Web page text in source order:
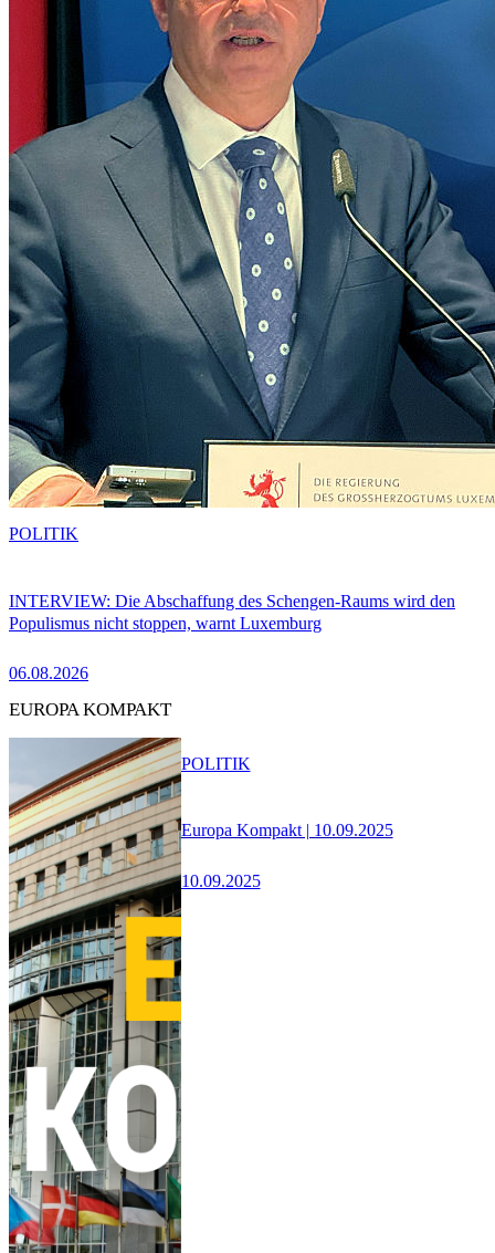
INTERVIEW: Die Abschaffung des Schengen-Raums wird den
Populismus nicht stoppen, warnt Luxemburg
06.08.2026
POLITIK
EUROPA KOMPAKT
Europa Kompakt | 10.09.2025
10.09.2025
POLITIK